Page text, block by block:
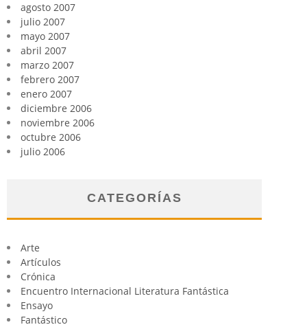
agosto 2007
julio 2007
mayo 2007
abril 2007
marzo 2007
febrero 2007
enero 2007
diciembre 2006
noviembre 2006
octubre 2006
julio 2006
CATEGORÍAS
Arte
Artículos
Crónica
Encuentro Internacional Literatura Fantástica
Ensayo
Fantástico